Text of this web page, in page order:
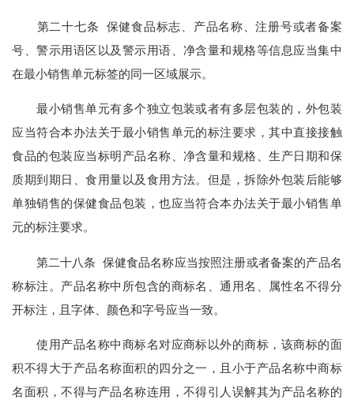
第二十七条 保健食品标志、产品名称、注册号或者备案
号、警示用语区以及警示用语、净含量和规格等信息应当集中
在最小销售单元标签的同一区域展示。
最小销售单元有多个独立包装或者有多层包装的，外包装
应当符合本办法关于最小销售单元的标注要求，其中直接接触
食品的包装应当标明产品名称、净含量和规格、生产日期和保
质期到期日、食用量以及食用方法。但是，拆除外包装后能够
单独销售的保健食品包装，也应当符合本办法关于最小销售单
元的标注要求。
第二十八条 保健食品名称应当按照注册或者备案的产品名
称标注。产品名称中所包含的商标名、通用名、属性名不得分
开标注，且字体、颜色和字号应当一致。
使用产品名称中商标名对应商标以外的商标，该商标的面
积不得大于产品名称面积的四分之一，且小于产品名称中商标
名面积，不得与产品名称连用，不得引人误解其为产品名称的